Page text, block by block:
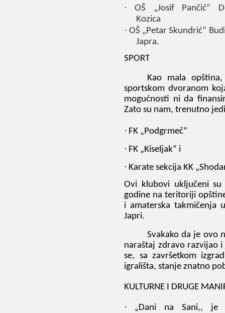
·
OŠ „Josif Pančić“
Kozica
· OŠ „Petar Skundrić“
Japra.
SPORT
Kao mala
sportskom dvoranom
mogućnosti ni da
Zato su nam, trenutno
· FK „ Podgrmeč“
· FK „Kiseljak“ i
· Karate sekcija KK
Ovi klubovi uključeni
godine na teritoriji
i amaterska takmičenja
Japri.
Svakako da je ovo
naraštaj zdravo razvijao
se, sa završetkom
igrališta, stanje znatno
KULTURNE I DRUGE
· „Dani na Sani,, je